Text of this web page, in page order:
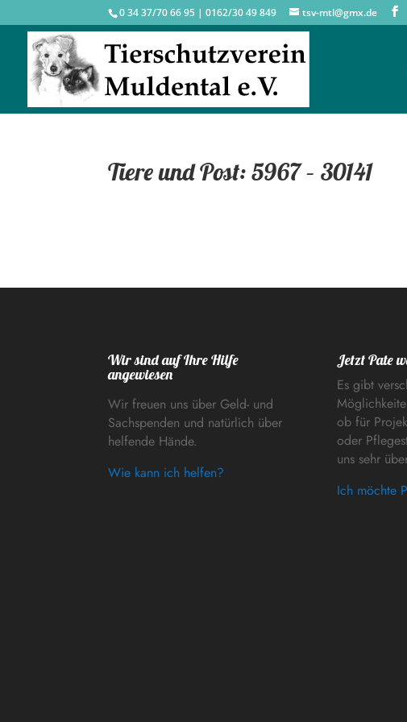
0 34 37/70 66 95 | 0162/30 49 849 tsv-mtl@gmx.de
Tiere und Post: 5967 – 30141
Wir sind auf Ihre Hilfe
angewiesen
Wir freuen uns über Geld- und
Sachspenden und natürlich über
helfende Hände.
Wie kann ich helfen?
Jetzt Pate
Es gibt
ob für
oder
uns sehr
Ich möchte